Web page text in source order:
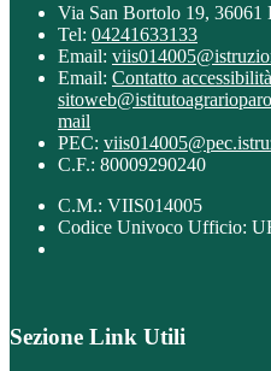
Via San Bortolo 19, 36061
Tel: 04241633133
Email:
Email: Contatto
mail
PEC:
C.F.: 80009290240
C.M.: VIIS014005
Codice Univoco Ufficio:
Sezione Link Utili